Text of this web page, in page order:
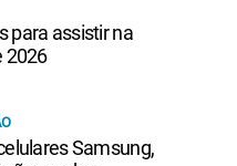
para assistir na
2026
Samsung,